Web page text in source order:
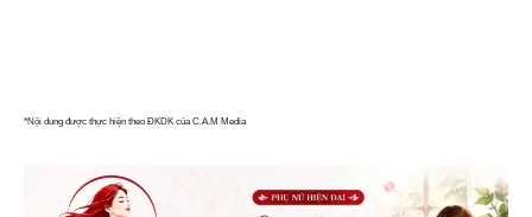
*Nội dung được thực hiện theo ĐKDK của C.A.M Media